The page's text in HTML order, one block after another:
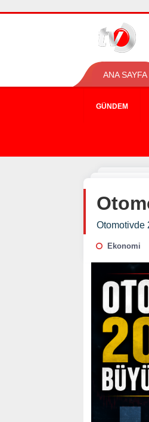
ANA SAYFA
GÜNDEM
Otomotivde
Ekonomi